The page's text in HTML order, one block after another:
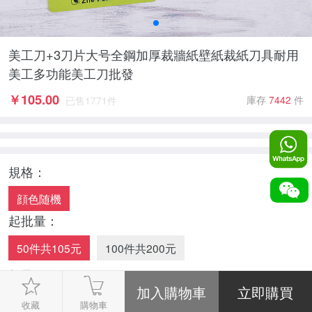
美工刀+3刀片大号全鋼加厚裁牆紙壁紙裁紙刀具耐用
美工多功能美工刀批發
￥105.00 已售 1771 件 庫存 7442 件
規格：
顔色随機
起批量：
50件共105元 100件共200元
數量：
-
+
收藏 購物車